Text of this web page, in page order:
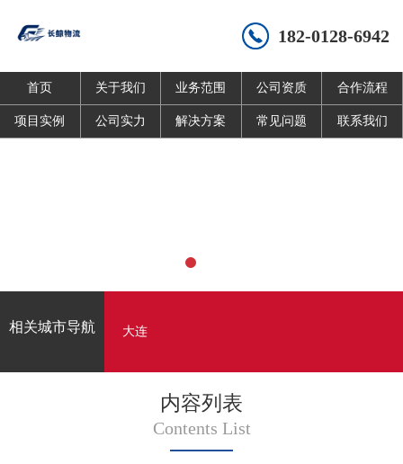
182-0128-6942
首页 关于我们 业务范围 公司资质 合作流程
项目实例 公司实力 解决方案 常见问题 联系我们
相关城市导航 大连
内容列表
Contents List